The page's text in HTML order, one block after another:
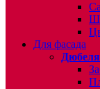
Для фасада